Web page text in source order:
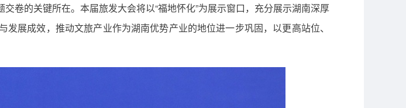
卷的关键所在。本届旅发大会将以“福地怀化”为展示窗口，充分展示湖南深厚
展成效，推动文旅产业作为湖南优势产业的地位进一步巩固，以更高站位、